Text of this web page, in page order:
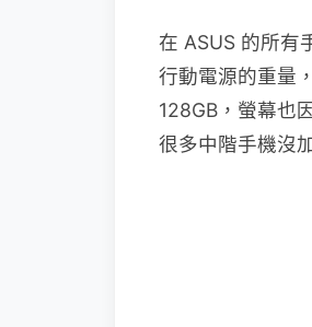
在 ASUS 的所有
行動電源的重量
128GB，螢幕也
很多中階手機沒